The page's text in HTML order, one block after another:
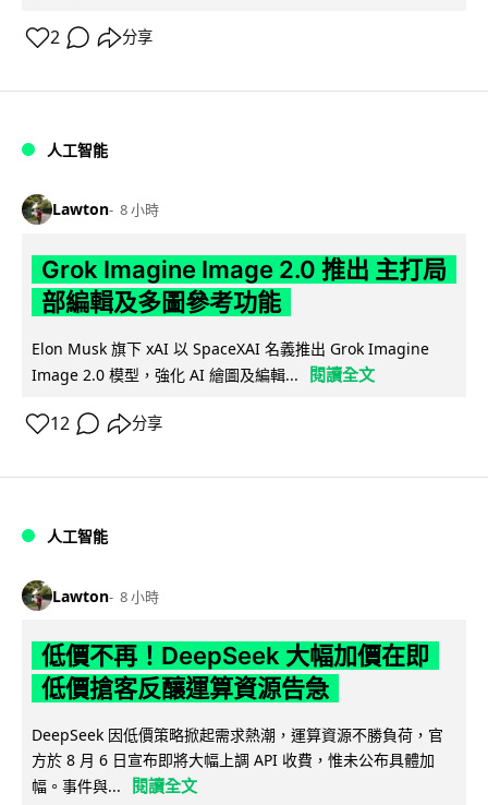
2 分享
人工智能
Lawton 8 小時
Grok Imagine Image 2.0 推出 主打局
部編輯及多圖參考功能
Elon Musk 旗下 xAI 以 SpaceXAI 名義推出 Grok Imagine
Image 2.0 模型，強化 AI 繪圖及編輯...
閱讀全文
12 分享
人工智能
Lawton 8 小時
低價不再！DeepSeek 大幅加價在即
低價搶客反釀運算資源告急
DeepSeek 因低價策略掀起需求熱潮，運算資源不勝負荷，官
方於 8 月 6 日宣布即將大幅上調 API 收費，惟未公布具體加
幅。事件與...
閱讀全文